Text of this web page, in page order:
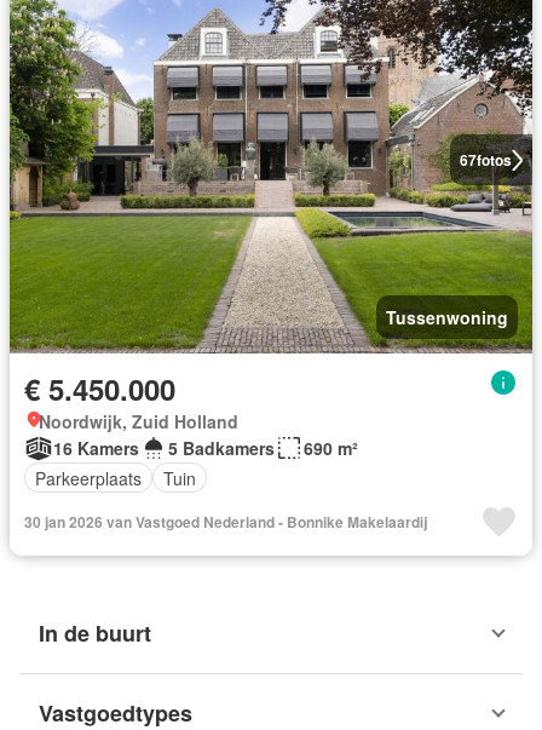
67fotos
Tussenwoning
€ 5.450.000
Noordwijk, Zuid Holland
16 Kamers
5 Badkamers
690 m²
Parkeerplaats
Tuin
30 jan 2026 van Vastgoed Nederland - Bonnike Makelaardij
In de buurt
Vastgoedtypes